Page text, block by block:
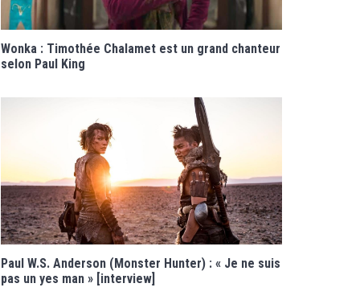
Wonka : Timothée Chalamet est un grand chanteur
selon Paul King
Paul W.S. Anderson (Monster Hunter) : « Je ne suis
pas un yes man » [interview]